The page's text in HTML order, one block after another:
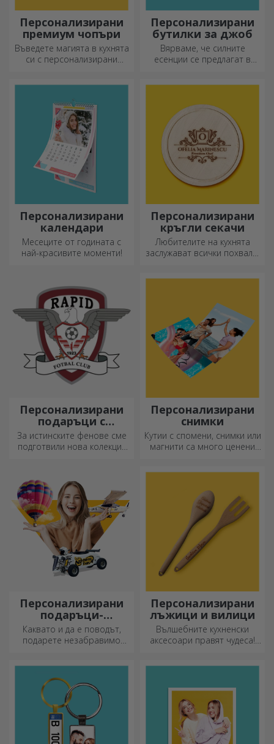
Персонализирани
премиум чопъри
Въведете магията в кухнята
си с персонализирани
Персонализирани
бутилки за джоб
Вярваме, че силните
есенции се предлагат в
Персонализирани
календари
Месеците от годината с
най-красивите моменти!
Персонализирани
кръгли секачи
Любителите на кухнята
заслужават всички похвали,
Персонализирани
подаръци с
официална
лицензия - FC Rapid
За истинските фенове сме
подготвили нова колекция
партньорство с бяло-
лилавия отбор.
Персонализирани
снимки
Кутии с спомени, снимки или
магнити са много ценени
подаръци.
Персонализирани
подаръци-
преживявания
Каквато и да е поводът,
подарете незабравимо
Персонализирани
лъжици и вилици
Вълшебните кухненски
аксесоари правят чудеса!